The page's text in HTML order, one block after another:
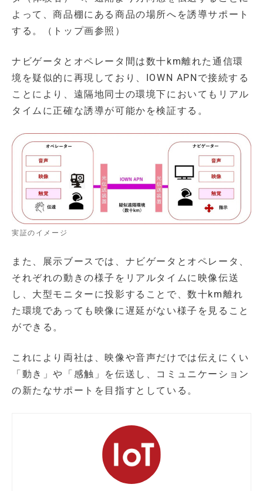
よって、商品棚にある商品の場所へを誘導サポート
する。（トップ画参照）
ナビゲータとオペレータ間は数十km離れた通信環
境を疑似的に再現しており、IOWN APNで接続する
ことにより、遠隔地同士の環境下においてもリアル
タイムに正確な誘導が可能かを検証する。
実証のイメージ
また、展示ブースでは、ナビゲータとオペレータ、
それぞれの動きの様子をリアルタイムに映像伝送
し、大型モニターに投影することで、数十km離れ
た環境であっても映像に遅延がない様子を見ること
ができる。
これにより両社は、映像や音声だけでは伝えにくい
「動き」や「感触」を伝送し、コミュニケーション
の新たなサポートを目指すとしている。